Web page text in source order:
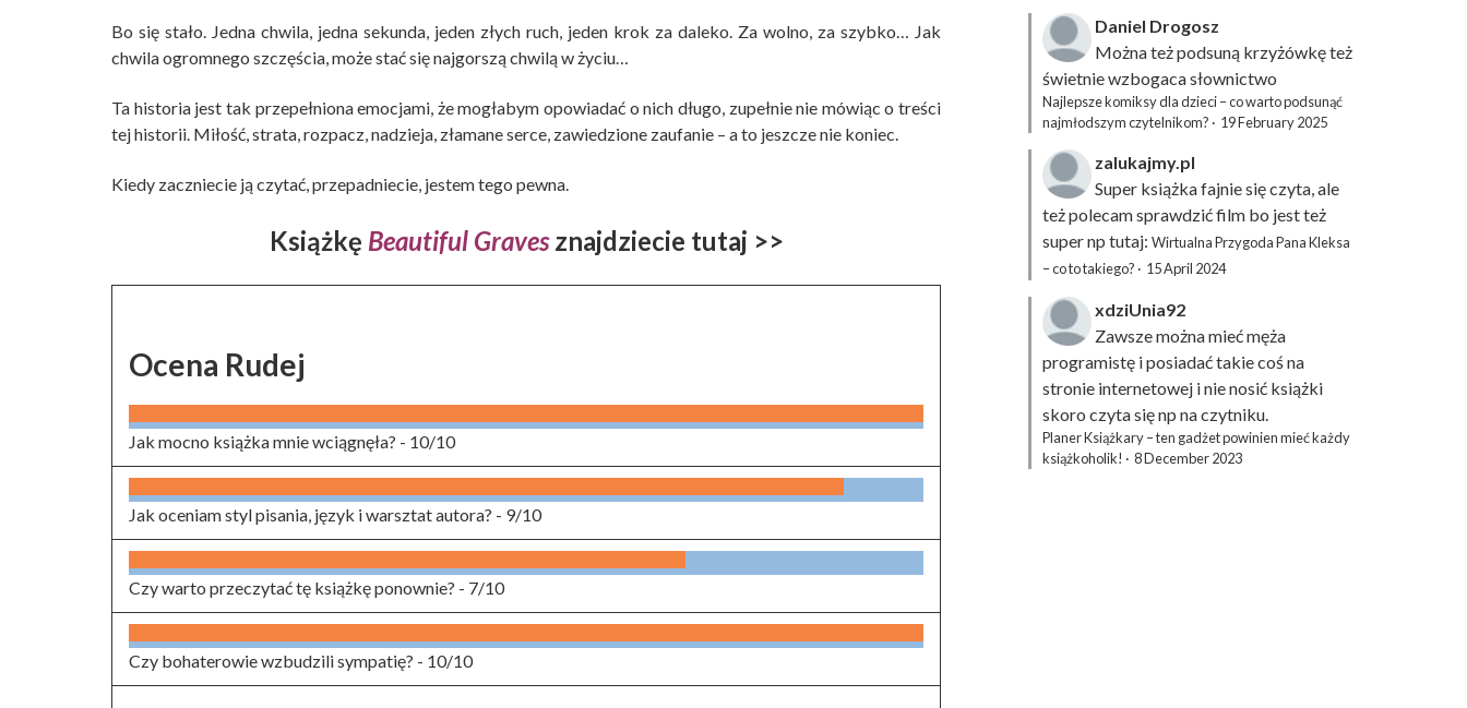
Bo się stało. Jedna chwila, jedna sekunda, jeden złych ruch, jeden krok za daleko. Za wolno, za szybko… Jak
chwila ogromnego szczęścia, może stać się najgorszą chwilą w życiu…
Ta historia jest tak przepełniona emocjami, że mogłabym opowiadać o nich długo, zupełnie nie mówiąc o treści
tej historii. Miłość, strata, rozpacz, nadzieja, złamane serce, zawiedzione zaufanie – a to jeszcze nie koniec.
Kiedy zaczniecie ją czytać, przepadniecie, jestem tego pewna.
Książkę Beautiful Gravesznajdziecie tutaj >>
Ocena Rudej
Jak mocno książka mnie wciągnęła? - 10/10
Jak oceniam styl pisania, język i warsztat autora? - 9/10
Czy warto przeczytać tę książkę ponownie? - 7/10
Czy bohaterowie wzbudzili sympatię? - 10/10
Daniel Drogosz
Można też podsuną krzyżówkęteż
świetnie wzbogaca słownictwo
Najlepsze komiksy dla dzieci – co warto podsunąć
najmłodszym czytelnikom? · 19 February 2025
zalukajmy.pl
Super książka fajnie się czyta, ale
też polecam sprawdzić film bo jest też
super np tutaj: Wirtualna Przygoda Pana Kleksa
– co to takiego? · 15 April 2024
xdziUnia92
Zawsze można mieć męża
programistę i posiadać takie coś na
stronie internetowej i nie nosić książki
skoro czyta się np na czytniku.
Planer Książkary – ten gadżet powinien mieć każdy
książkoholik! · 8 December 2023